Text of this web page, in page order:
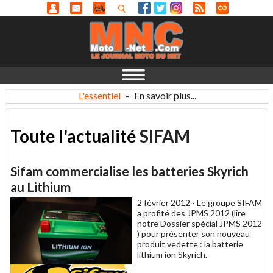
L'essentiel - En savoir plus...
Toute l'actualitéSIFAM
Sifam commercialise les batteries Skyrich
au Lithium
2 février 2012 - Le groupe SIFAM
a profité des JPMS 2012 (lire
notre Dossier spécial JPMS 2012
) pour présenter son nouveau
produit vedette : la batterie
lithium ion Skyrich.